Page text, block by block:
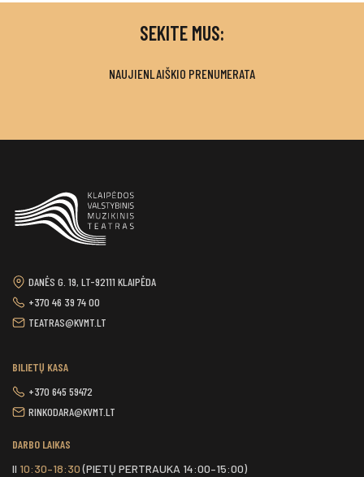
SEKITE MUS:
NAUJIENLAIŠKIO PRENUMERATA
DANĖS G. 19, LT-92111 KLAIPĖDA
+370 46 39 74 00
TEATRAS@KVMT.LT
BILIETŲ KASA
+370 645 59472
RINKODARA@KVMT.LT
DARBO LAIKAS
II 10:30–18:30(PIETŲ PERTRAUKA 14:00–15:00)